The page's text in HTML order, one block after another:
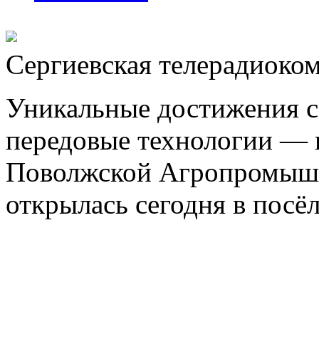
Сергиевская
Уникальные достижения
передовые технологии —
Поволжской
открылась сегодня в